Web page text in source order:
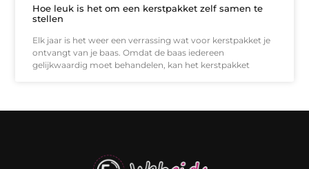
Hoe leuk is het om een kerstpakket zelf samen te
stellen
Elk jaar is het weer een verrassing wat voor kerstpakket je
ontvangt van je baas. Omdat de baas iedereen
gelijkwaardig moet behandelen, kan het kerstpakket